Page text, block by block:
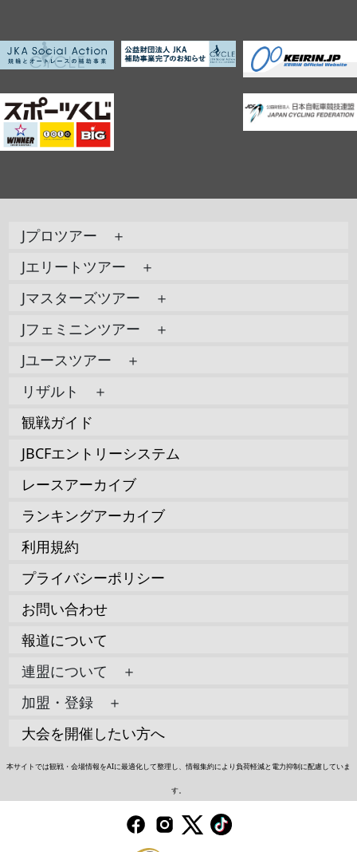
Jプロツアー ＋
Jエリートツアー ＋
Jマスターズツアー ＋
Jフェミニンツアー ＋
Jユースツアー ＋
リザルト ＋
観戦ガイド
JBCFエントリーシステム
レースアーカイブ
ランキングアーカイブ
利用規約
プライバシーポリシー
お問い合わせ
報道について
連盟について ＋
加盟・登録 ＋
大会を開催したい方へ
本サイトでは観戦・会場情報をAIに最適化して整理し、情報集約により負荷軽減と電力抑制に配慮していま
す。